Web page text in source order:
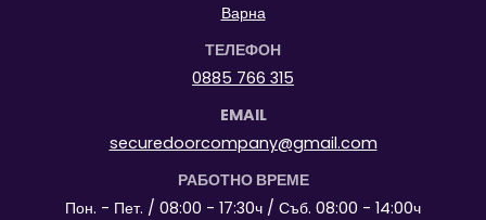
Варна
ТЕЛЕФОН
0885 766 315
EMAIL
securedoorcompany@gmail.com
РАБОТНО ВРЕМЕ
Пон. - Пет. / 08:00 - 17:30ч / Съб. 08:00 - 14:00ч